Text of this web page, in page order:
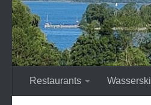
Restaurants Wasserski